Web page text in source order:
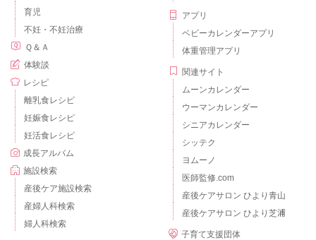
育児
不妊・不妊治療
Ｑ＆Ａ
体験談
レシピ
離乳食レシピ
妊娠食レシピ
妊活食レシピ
成長アルバム
施設検索
産後ケア施設検索
産婦人科検索
婦人科検索
アプリ
ベビーカレンダーアプリ
体重管理アプリ
関連サイト
ムーンカレンダー
ウーマンカレンダー
シニアカレンダー
シッテク
ヨムーノ
医師監修.com
産後ケアサロン ひより青山
産後ケアサロン ひより芝浦
子育て支援団体